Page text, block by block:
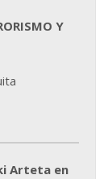
Y
Arteta en